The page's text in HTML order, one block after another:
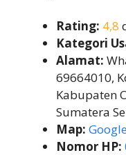
Rating: 4,8
Kategori
Alamat:
69664010,
Kabupaten
Sumatera
Map:
Nomor HP: